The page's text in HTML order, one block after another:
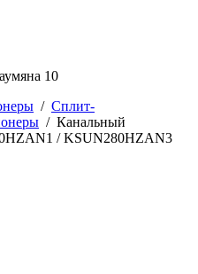
10
/ Сплит-
/ Канальный
/ KSUN280HZAN3